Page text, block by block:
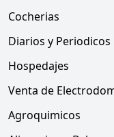
Cocherias
Diarios y Periodicos
Hospedajes
Venta de
Agroquimicos